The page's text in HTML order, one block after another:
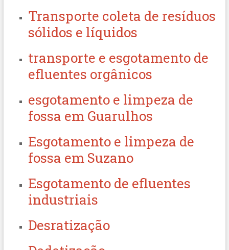
Transporte coleta de resíduos
sólidos e líquidos
transporte e esgotamento de
efluentes orgânicos
esgotamento e limpeza de
fossa em Guarulhos
Esgotamento e limpeza de
fossa em Suzano
Esgotamento de efluentes
industriais
Desratização